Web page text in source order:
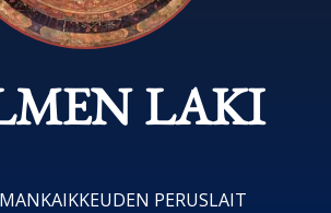
LAKI
PERUSLAIT